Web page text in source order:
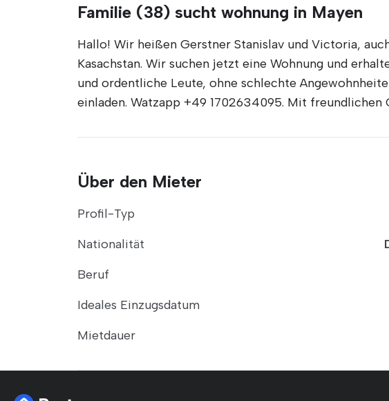
Familie (38) sucht wohnung in Mayen
Hallo! Wir heißen Gerstner Stanislav und Victoria,
Kasachstan. Wir suchen jetzt eine Wohnung und
und ordentliche Leute, ohne schlechte
einladen. Watzapp +49 1702634095. Mit freundlichen
Über den Mieter
Profil-Typ
Nationalität
Beruf
Ideales Einzugsdatum
Mietdauer